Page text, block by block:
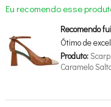
Eu recomendo esse
Recomendo
Ótimo de
Produto:
Caramelo